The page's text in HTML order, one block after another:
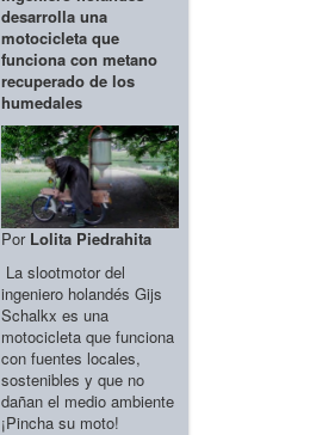
desarrolla una
motocicleta que
funciona con metano
recuperado de los
humedales
Por Lolita Piedrahita
La slootmotor del
ingeniero holandés Gijs
Schalkx es una
motocicleta que funciona
con fuentes locales,
sostenibles y que no
dañan el medio ambiente
¡Pincha su moto!